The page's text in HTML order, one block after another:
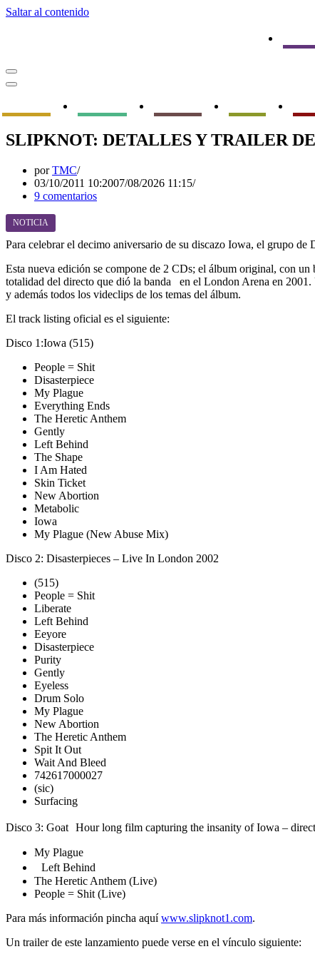
Saltar al contenido
Menú
de
Menú
navegación
SLIPKNOT: DETALLES Y TRAILER
porTMC
03/10/2011 10:2007/08/2026 11:15
9 comentarios
NOTICIA
Para celebrar el decimo aniversario de su discazo Iowa, el grupo de
Esta nueva edición se compone de 2 CDs; el álbum original, con
totalidad del directo que dió la banda en el London Arena en
y además todos los videclips de los temas del álbum.
El track listing oficial es el siguiente:
Disco 1:Iowa (515)
People = Shit
Disasterpiece
My Plague
Everything Ends
The Heretic Anthem
Gently
Left Behind
The Shape
I Am Hated
Skin Ticket
New Abortion
Metabolic
Iowa
My Plague (New Abuse Mix)
Disco 2: Disasterpieces – Live In London 2002
(515)
People = Shit
Liberate
Left Behind
Eeyore
Disasterpiece
Purity
Gently
Eyeless
Drum Solo
My Plague
New Abortion
The Heretic Anthem
Spit It Out
Wait And Bleed
742617000027
(sic)
Surfacing
Disco 3: Goat Hour long film capturing the insanity of Iowa –
My Plague
Left Behind
The Heretic Anthem (Live)
People = Shit (Live)
Para más información pincha aquíwww.slipknot1.com.
Un trailer de este lanzamiento puede verse en el vínculo siguiente: